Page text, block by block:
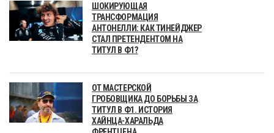
ШОКИРУЮЩАЯ
ТРАНСФОРМАЦИЯ
АНТОНЕЛЛИ: КАК ТИНЕЙДЖЕР
СТАЛ ПРЕТЕНДЕНТОМ НА
ТИТУЛ В Ф1?
ОТ МАСТЕРСКОЙ
ГРОБОВЩИКА ДО БОРЬБЫ ЗА
ТИТУЛ В Ф1. ИСТОРИЯ
ХАЙНЦА-ХАРАЛЬДА